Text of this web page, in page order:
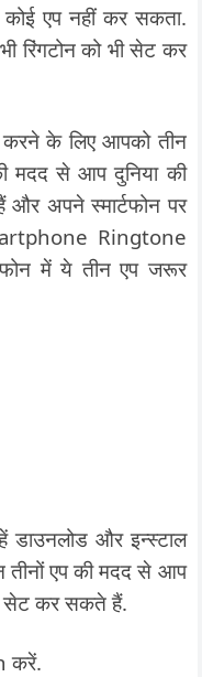
एप नहीं कर सकता.
रिंगटोन को भी सेट कर
करने के लिए आपको तीन
मदद से आप दुनिया की
अपने स्मार्टफोन पर
Ringtone
में ये तीन एप जरूर
डाउनलोड और इन्स्टाल
एप की मदद से आप
सेट कर सकते हैं.
करें.